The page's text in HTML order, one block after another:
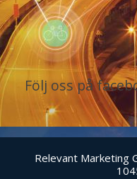
Följ oss på
Relevant Marketing